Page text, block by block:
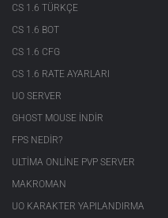
CS 1.6 TÜRKÇE
CS 1.6 BOT
CS 1.6 CFG
CS 1.6 RATE AYARLARI
UO SERVER
GHOST MOUSE INDIR
FPS NEDIR?
ULTIMA ONLINE PVP SERVER
MAKROMAN
UO KARAKTER YAPILANDIRMA